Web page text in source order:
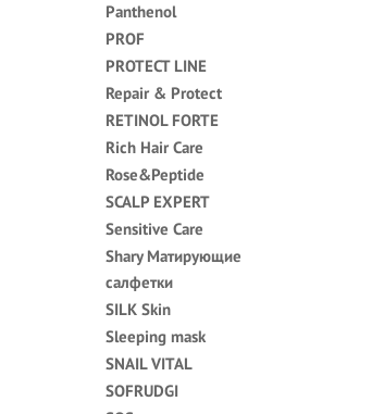
Panthenol
PROF
PROTECT LINE
Repair & Protect
RETINOL FORTE
Rich Hair Care
Rose&Peptide
SCALP EXPERT
Sensitive Care
Shary Матирующие
салфетки
SILK Skin
Sleeping mask
SNAIL VITAL
SOFRUDGI